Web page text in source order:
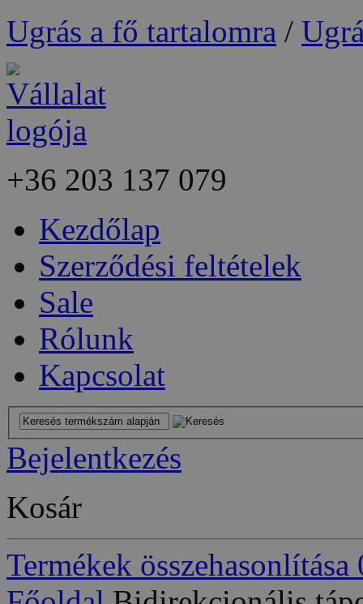
Ugrás a fő tartalomra /
+36 203 137 079
Kezdőlap
Szerződési feltételek
Sale
Rólunk
Kapcsolat
Bejelentkezés
Kosár
Termékek összehasonlítása